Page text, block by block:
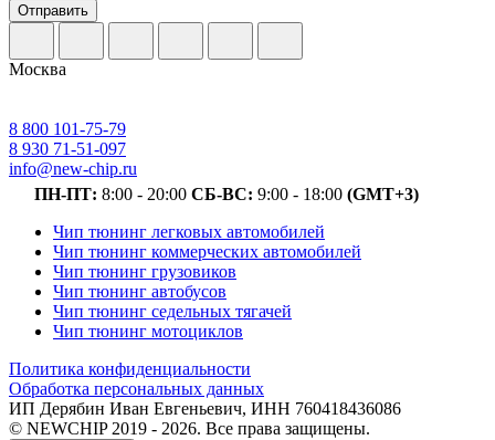
Отправить
Москва
8 800 101-75-79
8 930 71-51-097
info@new-chip.ru
ПН-ПТ: 8:00 - 20:00 СБ-ВС: 9:00 - 18:00 (GMT+3)
Чип тюнинг легковых автомобилей
Чип тюнинг коммерческих автомобилей
Чип тюнинг грузовиков
Чип тюнинг автобусов
Чип тюнинг седельных тягачей
Чип тюнинг мотоциклов
Политика конфиденциальности
Обработка персональных данных
ИП Дерябин Иван Евгеньевич, ИНН 760418436086
© NEWCHIP 2019 - 2026. Все права защищены.